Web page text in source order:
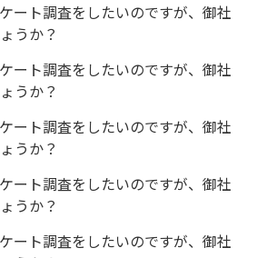
ート調査をしたいのですが、御社
うか？
ート調査をしたいのですが、御社
うか？
ート調査をしたいのですが、御社
うか？
ート調査をしたいのですが、御社
うか？
ート調査をしたいのですが、御社